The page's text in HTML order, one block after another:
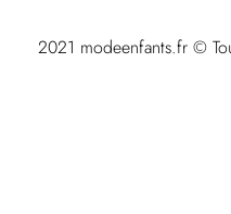
2021 modeenfants.fr ©